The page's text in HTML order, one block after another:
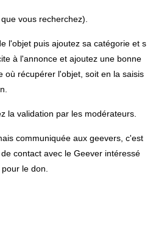
vous recherchez).
l'objet puis ajoutez sa catégorie et s
à l'annonce et ajoutez une bonne
où récupérer l'objet, soit en la saisis
la validation par les modérateurs.
communiquée aux geevers, c'est
contact avec le Geever intéressé
le don.